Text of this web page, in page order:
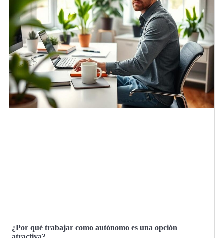
¿Por qué trabajar como autónomo es una opción